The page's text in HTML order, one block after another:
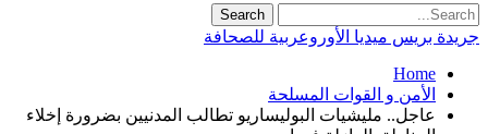
جريدة بريس ميديا الأوروعربية للصحافة
Home
الأمن و القوات المسلحة
عاجل.. مليشيات البوليساريو تطالب المدنيين بضرورة إخلاء